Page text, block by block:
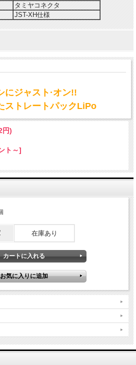
タミヤコネクタ
JST-XH仕様
にジャスト·オン!!
ストレートパックLiPo
円)
ト～]
在庫あり